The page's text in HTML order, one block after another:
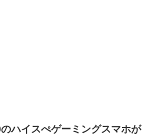
ハイスぺゲーミングスマホが